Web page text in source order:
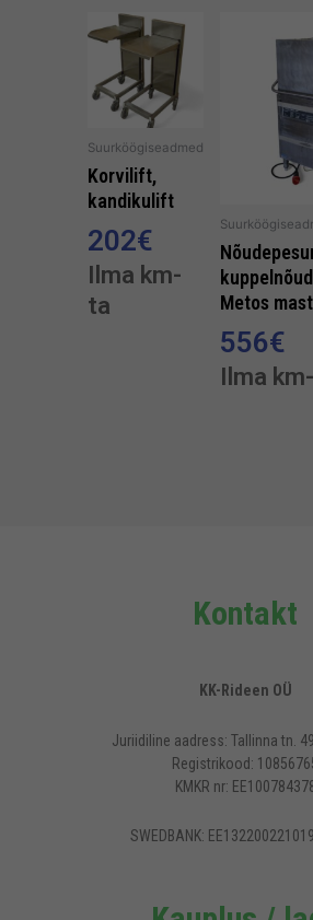
Suurköögiseadmed
Korvilift,
kandikulift
202€
Ilma km-
ta
Metos
556€
Ilma
Kontakt
KK-Rideen OÜ
Juriidiline aadress: Tallinna tn.
Registrikood:
KMKR nr:
SWEDBANK: